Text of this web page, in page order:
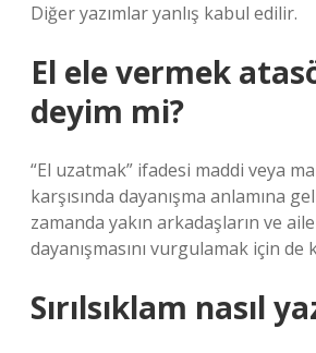
Diğer yazımlar yanlış kabul edilir.
El ele vermek
deyim mi?
“El uzatmak” ifadesi maddi veya
karşısında dayanışma anlamına
zamanda yakın arkadaşların ve
dayanışmasını vurgulamak için de
Sırılsıklam nasıl